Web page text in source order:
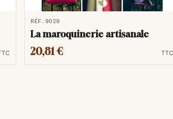
RÉF. 9029
La maroquinerie artisanale
20,81 € TTC